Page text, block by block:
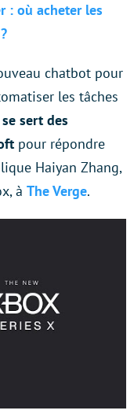
: où acheter les
chatbot pour
les tâches
sert des
pour répondre
Haiyan Zhang,
à The Verge.